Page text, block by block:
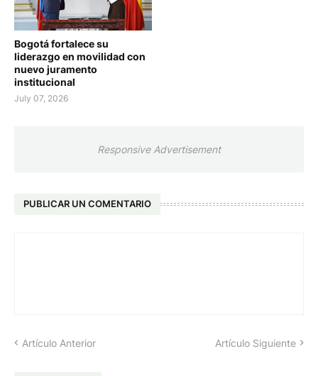
Bogotá fortalece su
liderazgo en movilidad con
nuevo juramento
institucional
July 07, 2026
Responsive Advertisement
PUBLICAR UN COMENTARIO
Artículo Anterior Artículo Siguiente